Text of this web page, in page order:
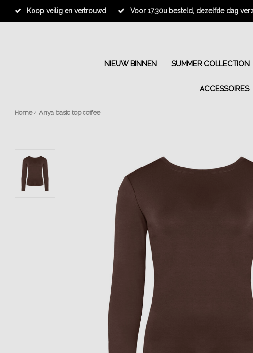
Koop veilig en vertrouwd Voor 17.30u besteld, dezelfde dag
NIEUW BINNEN SUMMER COLLECTION
ACCESSOIRES
Home/ Anya basic top coffee